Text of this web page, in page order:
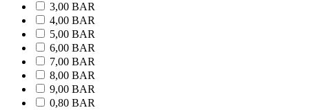
3,00 BAR
4,00 BAR
5,00 BAR
6,00 BAR
7,00 BAR
8,00 BAR
9,00 BAR
0,80 BAR